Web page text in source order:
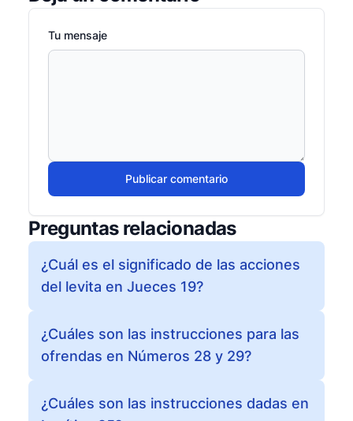
Tu mensaje
Publicar comentario
Preguntas relacionadas
¿Cuál es el significado de las acciones
del levita en Jueces 19?
¿Cuáles son las instrucciones para las
ofrendas en Números 28 y 29?
¿Cuáles son las instrucciones dadas en